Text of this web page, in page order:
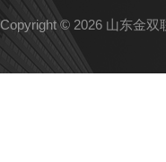
Copyright © 2026 山东金